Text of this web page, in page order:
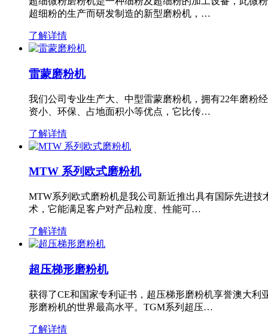
超细粉的生产而研发制造的新型磨粉机，…
了解详情
雷蒙磨粉机
我们公司专业生产大、中型雷蒙磨粉机，拥有22年磨粉
资小、环保、占地面积小等优点，它比传…
了解详情
MTW 系列欧式磨粉机
MTW系列欧式磨粉机是我公司新近推出具有国际先进
术，它能满足客户对产品粒度、性能可…
了解详情
超压梯形磨粉机
获得了CE和国家专利证书，超压梯形磨粉机享誉澳大
形磨粉机的世界最高水平。TGM系列超压…
了解详情